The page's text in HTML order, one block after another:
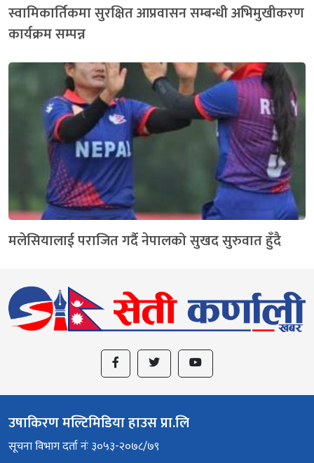
स्वामिकार्तिकमा सुरक्षित आप्रवासन सम्बन्धी अभिमुखीकरण
कार्यक्रम सम्पन्न
मलेसियालाई पराजित गर्दै नेपालको सुखद सुरुवात हुँदै
उषाकिरण मल्टिमिडिया हाउस प्रा.लि
सूचना विभाग दर्ता नंः ३०५३-२०७८/७९